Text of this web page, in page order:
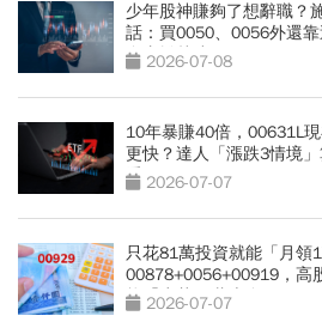
少年股神賺夠了想辭職？
話：買0050、0056外還
自由離越遠
2026-07-08
10年暴賺40倍，00631L
更快？達人「漲跌3情境
看 2026-07-07
只花81萬投資就能「月領
00878+0056+00919，高
能「少花30萬本金」
2026-07-07